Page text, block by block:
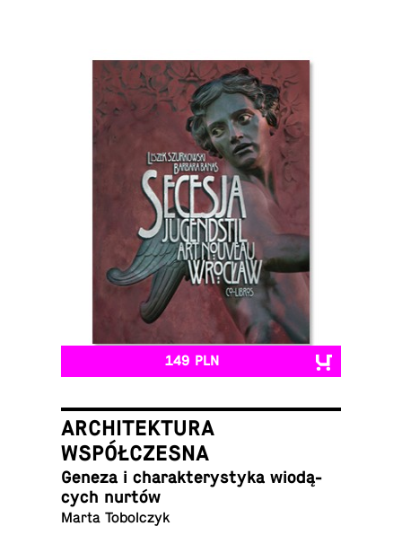
149 PLN
ARCHITEKTURA
WSPÓŁCZESNA
Geneza i cha­rak­te­ry­sty­ka wio­dą­
cych nurtów
Marta Tobolczyk